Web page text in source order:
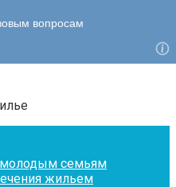
семьям
жильем